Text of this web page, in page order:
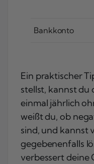
Bankkonto
Ein praktischer
stellst, kannst
einmal jährlich
weißt du, ob
sind, und kannst
gegebenenfalls
verbessert deine